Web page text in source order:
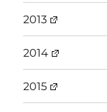
2013
2014
2015